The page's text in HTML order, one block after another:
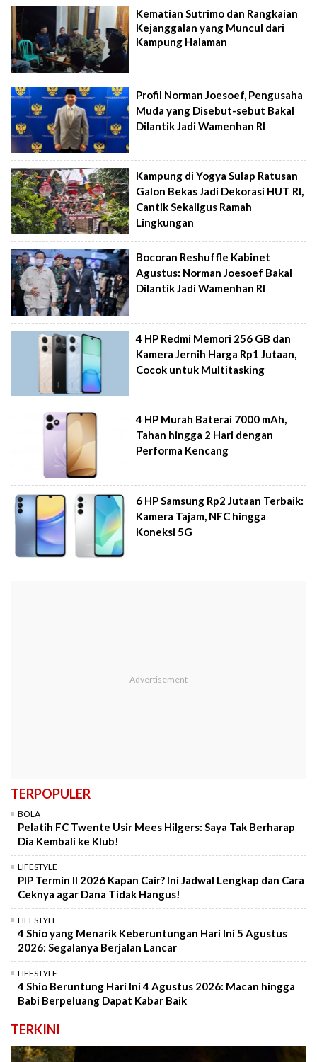
Kematian Sutrimo dan Rangkaian
Kejanggalan yang Muncul dari
Kampung Halaman
Profil Norman Joesoef, Pengusaha
Muda yang Disebut-sebut Bakal
Dilantik Jadi Wamenhan RI
Kampung di Yogya Sulap Ratusan
Galon Bekas Jadi Dekorasi HUT RI,
Cantik Sekaligus Ramah
Lingkungan
Bocoran Reshuffle Kabinet
Agustus: Norman Joesoef Bakal
Dilantik Jadi Wamenhan RI
4 HP Redmi Memori 256 GB dan
Kamera Jernih Harga Rp1 Jutaan,
Cocok untuk Multitasking
4 HP Murah Baterai 7000 mAh,
Tahan hingga 2 Hari dengan
Performa Kencang
6 HP Samsung Rp2 Jutaan Terbaik:
Kamera Tajam, NFC hingga
Koneksi 5G
TERPOPULER
BOLA
Pelatih FC Twente Usir Mees Hilgers: Saya Tak Berharap
Dia Kembali ke Klub!
LIFESTYLE
PIP Termin II 2026 Kapan Cair? Ini Jadwal Lengkap dan Cara
Ceknya agar Dana Tidak Hangus!
LIFESTYLE
4 Shio yang Menarik Keberuntungan Hari Ini 5 Agustus
2026: Segalanya Berjalan Lancar
LIFESTYLE
4 Shio Beruntung Hari Ini 4 Agustus 2026: Macan hingga
Babi Berpeluang Dapat Kabar Baik
TERKINI